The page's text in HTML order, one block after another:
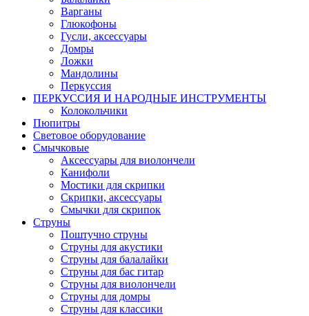
Варганы
Глюкофоны
Гусли, аксессуары
Домры
Ложки
Мандолины
Перкуссия
ПЕРКУССИЯ И НАРОДНЫЕ ИНСТРУМЕНТЫ
Колокольчики
Пюпитры
Световое оборудование
Смычковые
Аксессуары для виолончели
Канифоли
Мостики для скрипки
Скрипки, аксессуары
Смычки для скрипок
Струны
Поштучно струны
Струны для акустики
Струны для балалайки
Струны для бас гитар
Струны для виолончели
Струны для домры
Струны для классики